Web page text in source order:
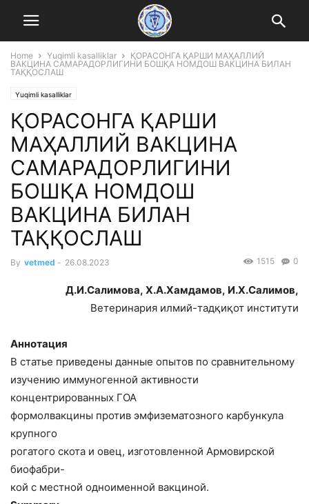
Home Yuqimli kasalliklar
ҚОРАСОНГА ҚАРШИ МАҲАЛЛИЙ
ВАКЦИНА САМАРАДОРЛИГИНИ БОШҚА НОМДОШ ВАКЦИНА БИЛАН
ТАҚҚОСЛАШ
Yuqimli kasalliklar
ҚОРАСОНГА ҚАРШИ
МАҲАЛЛИЙ ВАКЦИНА
САМАРАДОРЛИГИНИ
БОШҚА НОМДОШ
ВАКЦИНА БИЛАН
ТАҚҚОСЛАШ
By vetmed - 26.08.2023 0
1515
Д.И.Салимова, Х.А.Хамдамов, И.Х.Салимов,
Ветеринария илмий-тадқиқот институти
Аннотация
В статье приведены данные опытов по сравнительному
изучению иммуногенной активности
концентрированных ГОА
формолвакцины против эмфизематозного карбункула
крупного
рогатого скота и овец, изготовленной Армовирской
биофабри-
кой с местной одноименной вакциной.